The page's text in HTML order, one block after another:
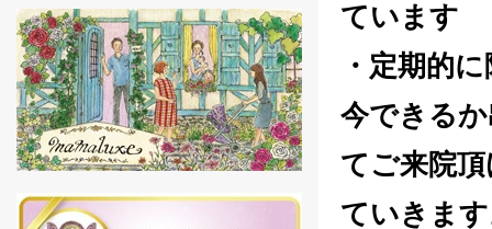
ています
・定期的
今できる
てご来院
ていきま